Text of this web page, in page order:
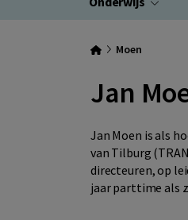
Moen
Jan
Jan Moen is als
van Tilburg
directeuren, op
jaar parttime als